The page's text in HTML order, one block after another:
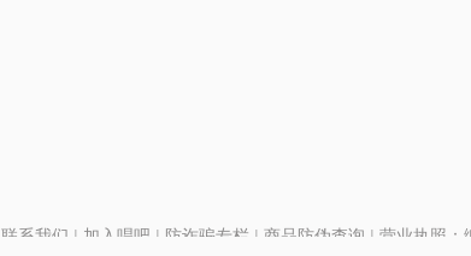
联系我们 | 加入唱吧 | 防诈骗专栏 | 商品防伪查询 | 营业执照：